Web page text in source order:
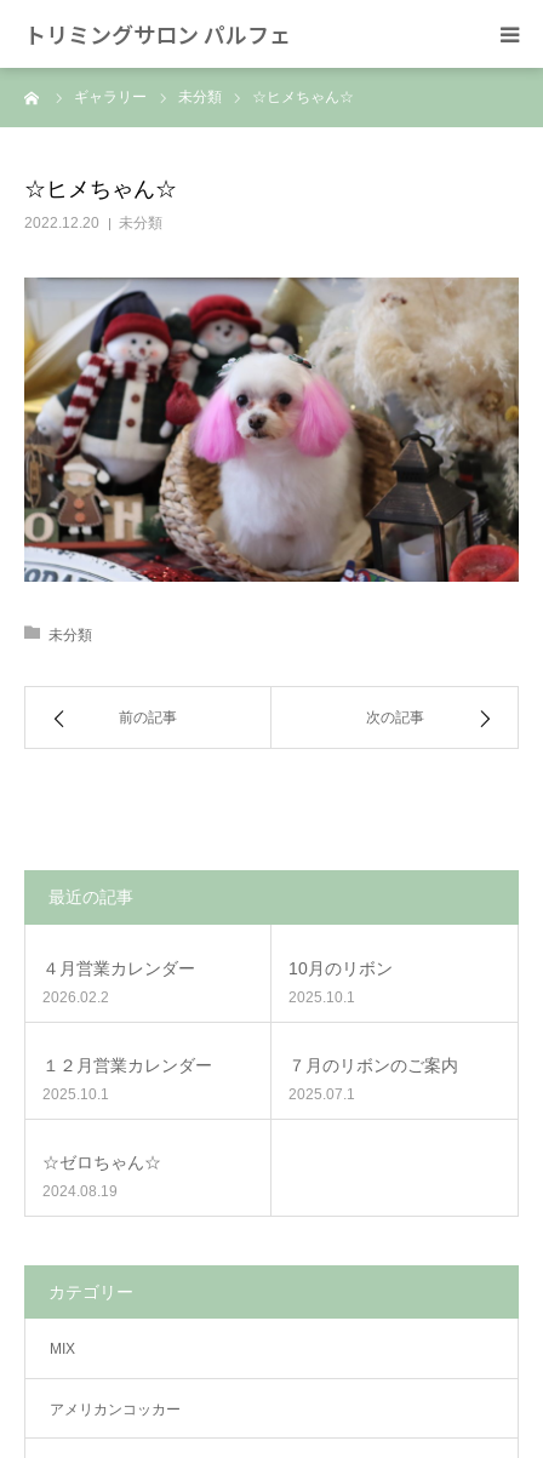
トリミングサロン パルフェ
ギャラリー 未分類 ☆ヒメちゃん☆
☆ヒメちゃん☆
2022.12.20 未分類
未分類
前の記事 次の記事
最近の記事
４月営業カレンダー
2026.02.2
10月のリボン
2025.10.1
１２月営業カレンダー
2025.10.1
７月のリボンのご案内
2025.07.1
☆ゼロちゃん☆
2024.08.19
カテゴリー
MIX
アメリカンコッカー
HOME
スタッフ
SNS/リンク